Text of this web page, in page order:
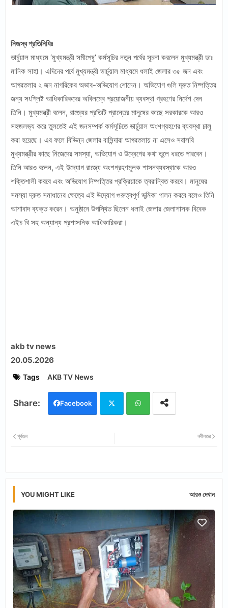
নিজস্ব প্রতিনিধিঃ
ভার্চুয়াল মাধ্যমে ‘মুখ্যমন্ত্রী সমীপেষু’ কর্মসূচির নতুন পর্বের সূচনা করলেন মুখ্যমন্ত্রী ডাঃ
মানিক সাহা। এদিনের পর্বে মুখ্যমন্ত্রী ভার্চুয়াল মাধ্যমে ধলাই জেলার ৩৫ জন এবং
আগরতলার ২ জন নাগরিকের অভাব-অভিযোগ শোনেন। অভিযোগ গুলি দ্রুত নিষ্পত্তির
জন্য সংশ্লিষ্ট আধিকারিকদের অবিলম্বে প্রয়োজনীয় ব্যবস্থা গ্রহণের নির্দেশ দেন
তিনি। মুখ্যমন্ত্রী বলেন, রাজ্যের প্রতিটি প্রান্তের মানুষের কাছে সরকারকে আরও
সহজলভ্য করে তুলতেই এই জনসম্পর্ক কর্মসূচিতে ভার্চুয়াল অংশগ্রহণের ব্যবস্থা চালু
করা হয়েছে। এর ফলে বিভিন্ন জেলার বাসিন্দারা আগরতলায় না এসেও সরাসরি
মুখ্যমন্ত্রীর কাছে নিজেদের সমস্যা, অভিযোগ ও উদ্বেগের কথা তুলে ধরতে পারবেন।
তিনি আরও বলেন, এই উদ্যোগ রাজ্যে অংশগ্রহণমূলক শাসনব্যবস্থাকে আরও
শক্তিশালী করবে এবং অভিযোগ নিষ্পত্তির প্রক্রিয়াকে ত্বরান্বিত করবে। মানুষের
সমস্যা দ্রুত সমাধানের ক্ষেত্রে এই উদ্যোগ গুরুত্বপূর্ণ ভূমিকা পালন করবে বলেও তিনি
আশাবাদ ব্যক্ত করেন। অনুষ্ঠানে উপস্থিত ছিলেন ধলাই জেলার জেলাশাসক বিবেক
এইচ বি সহ অন্যান্য প্রশাসনিক আধিকারিকরা।
akb tv news
20.05.2026
Tags AKB TV News
Facebook
নবীনতর
পূর্বতন
YOU MIGHT LIKE আরও দেখান